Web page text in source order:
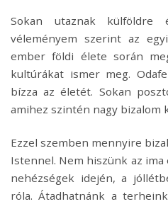
Sokan utaznak
véleményem szerint az
ember földi élete során
kultúrákat ismer meg.
bízza az életét. Sokan
amihez szintén nagy bizalom
Ezzel szemben mennyire
Istennel. Nem hiszünk az
nehézségek idején, a
róla. Átadhatnánk a